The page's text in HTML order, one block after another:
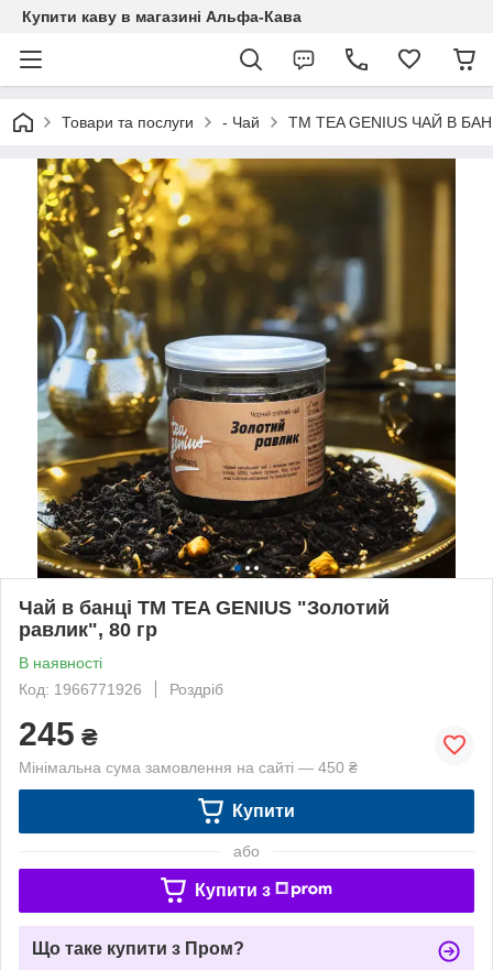
Купити каву в магазині Альфа-Кава
Товари та послуги - Чай TM TEA GENIUS ЧАЙ В
Чай в банці TM TEA GENIUS "Золотий
равлик", 80 гр
В наявності
Код: 1966771926
Роздріб
245 ₴
Мінімальна сума замовлення на сайті — 450 ₴
Купити
або
Купити з
Що таке купити з Пром?